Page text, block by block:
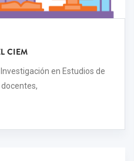
CIEM
en Estudios de
docentes,